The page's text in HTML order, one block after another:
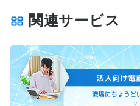
関連サービス